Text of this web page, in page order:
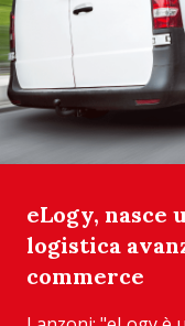
eLogy, nasce
logistica
commerce